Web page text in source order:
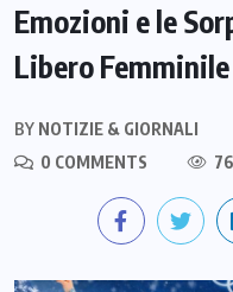
Emozioni e le
Libero Femminile
BY NOTIZIE & GIORNALI
0 COMMENTS